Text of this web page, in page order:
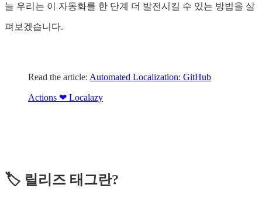
늘 우리는 이 자동화를 한 단계 더 발전시킬 수 있는 방법을 살
펴보겠습니다.
Read the article: Automated Localization: GitHub
Actions ❤ Localazy
🏷️ 릴리즈 태그란?